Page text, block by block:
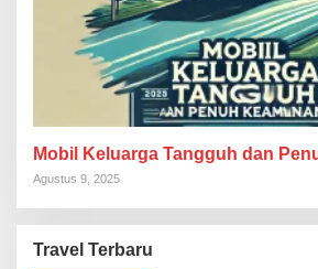
Mobil Keluarga Tangguh dan
Agustus 9, 2025
Travel Terbaru